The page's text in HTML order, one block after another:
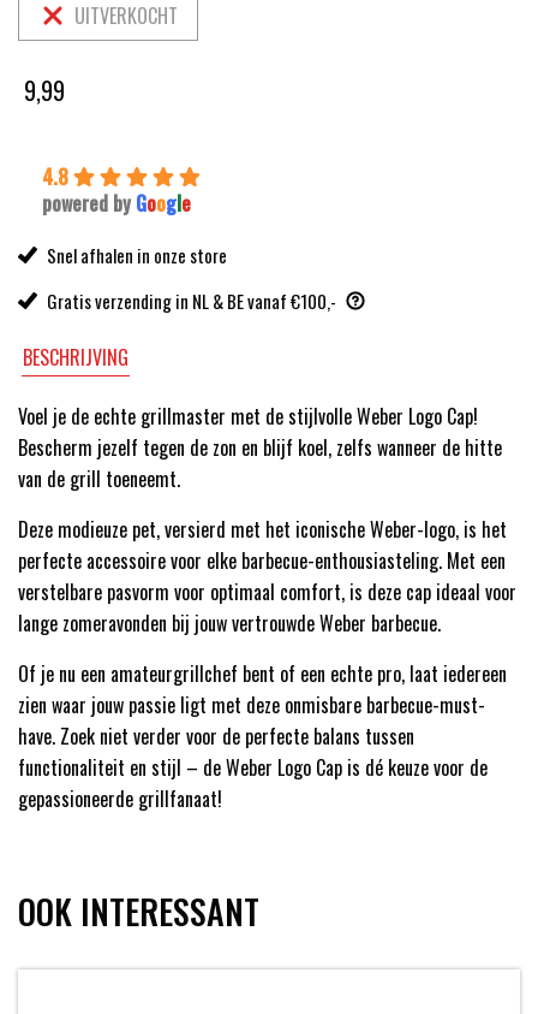
UITVERKOCHT
9,99
4.8
powered by Google
Snel afhalen in onze store
Gratis verzending in NL & BE vanaf €100,-
BESCHRIJVING
Voel je de echte grillmaster met de stijlvolle Weber Logo Cap!
Bescherm jezelf tegen de zon en blijf koel, zelfs wanneer de hitte
van de grill toeneemt.
Deze modieuze pet, versierd met het iconische Weber-logo, is het
perfecte accessoire voor elke barbecue-enthousiasteling. Met een
verstelbare pasvorm voor optimaal comfort, is deze cap ideaal voor
lange zomeravonden bij jouw vertrouwde Weber barbecue.
Of je nu een amateurgrillchef bent of een echte pro, laat iedereen
zien waar jouw passie ligt met deze onmisbare barbecue-must-
have. Zoek niet verder voor de perfecte balans tussen
functionaliteit en stijl – de Weber Logo Cap is dé keuze voor de
gepassioneerde grillfanaat!
OOK INTERESSANT